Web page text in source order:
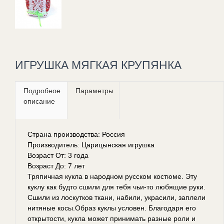
ИГРУШКА МЯГКАЯ КРУПЯНКА
Подробное
описание
Параметры
Страна производства: Россия
Производитель: Царицынская игрушка
Возраст От: 3 года
Возраст До: 7 лет
Тряпичная кукла в народном русском костюме. Эту
куклу как будто сшили для тебя чьи-то любящие руки.
Сшили из лоскутков ткани, набили, украсили, заплели
нитяные косы.Образ куклы условен. Благодаря его
открытости, кукла может принимать разные роли и